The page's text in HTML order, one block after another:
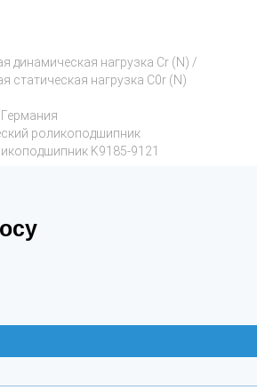
динамическая нагрузка Cr (N) /
статическая нагрузка C0r (N)
Германия
роликоподшипник
K9185-9121